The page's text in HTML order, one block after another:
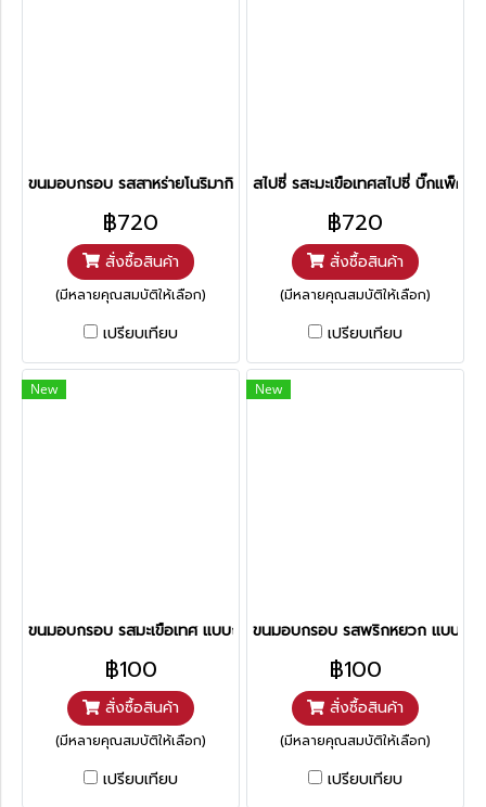
ขนมอบกรอบ รสสาหร่ายโนริมากิ บิ๊กแพ็ค
฿720
สั่งซื้อสินค้า
(มีหลายคุณสมบัติให้เลือก)
เปรียบเทียบ
สไปซี่ รสะมะเขือเทศสไปซี่ บิ๊กแพ็ค
฿720
สั่งซื้อสินค้า
(มีหลายคุณสมบัติให้เลือก)
เปรียบเทียบ
New
ขนมอบกรอบ รสมะเขือเทศ แบบถ้วย
฿100
สั่งซื้อสินค้า
(มีหลายคุณสมบัติให้เลือก)
เปรียบเทียบ
New
ขนมอบกรอบ รสพริกหยวก แบบถ้ว
฿100
สั่งซื้อสินค้า
(มีหลายคุณสมบัติให้เลือก)
เปรียบเทียบ